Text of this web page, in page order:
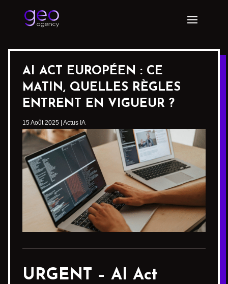
AI ACT EUROPÉEN : CE
MATIN, QUELLES RÈGLES
ENTRENT EN VIGUEUR ?
15 Août 2025 Actus IA
URGENT – AI Act